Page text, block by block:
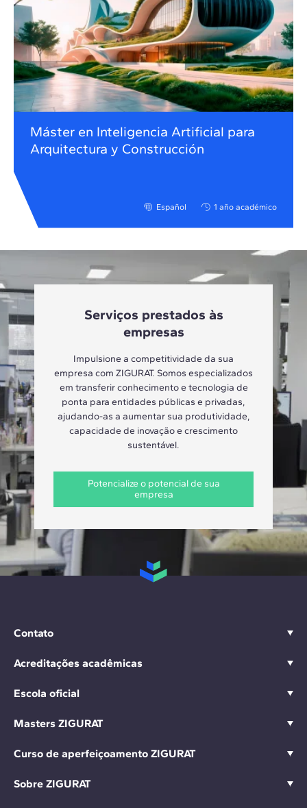
Máster en Inteligencia Artificial para
Arquitectura y Construcción
Español 1 año académico
Serviços prestados às
empresas
Impulsione a competitividade da sua
empresa com ZIGURAT. Somos especializados
em transferir conhecimento e tecnologia de
ponta para entidades públicas e privadas,
ajudando-as a aumentar sua produtividade,
capacidade de inovação e crescimento
sustentável.
Potencialize o potencial de sua
empresa
Contato
Acreditações acadêmicas
Escola oficial
Masters ZIGURAT
Curso de aperfeiçoamento ZIGURAT
Sobre ZIGURAT